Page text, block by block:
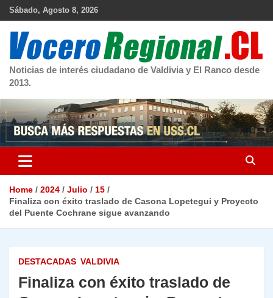
Skip
Sábado, Agosto 8, 2026
Noticias de interés ciudadano de Valdivia y El Ranco desde
2013.
Home 2024 Julio
15
Finaliza con éxito traslado de Casona Lopetegui y Proyecto
del Puente Cochrane sigue avanzando
DESTACADAS VALDIVIA
Finaliza con éxito traslado de